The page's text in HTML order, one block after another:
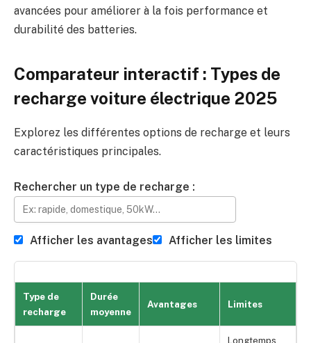
avancées pour améliorer à la fois performance et
durabilité des batteries.
Comparateur interactif : Types de
recharge voiture électrique 2025
Explorez les différentes options de recharge et leurs
caractéristiques principales.
Rechercher un type de recharge :
Afficher les avantages Afficher les limites
Type de
recharge
Durée
moyenne
Avantages Limites
Longtemps